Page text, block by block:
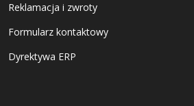
Reklamacja i zwroty
Formularz kontaktowy
Dyrektywa ERP